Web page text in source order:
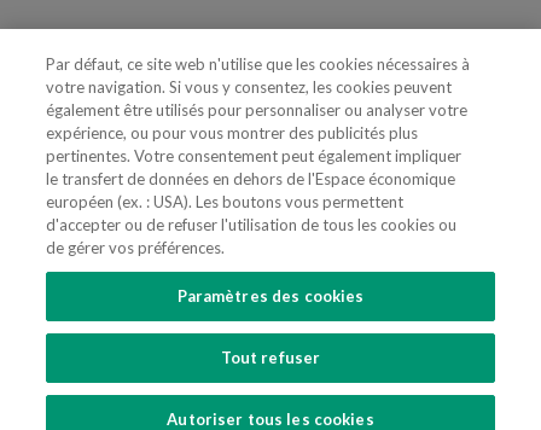
Politique de Cookies
Paramètres des cookies
Utilisation Frauduleuse du Nom/Brand
SUIVEZ-NOUS
Advogados e Consultores, SP RL. Todos os direitos reservados.
Created by
SOFTWAY
Par défaut, ce site web n'utilise que les cookies nécessaires à
votre navigation. Si vous y consentez, les cookies peuvent
également être utilisés pour personnaliser ou analyser votre
expérience, ou pour vous montrer des publicités plus
pertinentes. Votre consentement peut également impliquer
le transfert de données en dehors de l'Espace économique
européen (ex. : USA). Les boutons vous permettent
d'accepter ou de refuser l'utilisation de tous les cookies ou
de gérer vos préférences.
Paramètres des cookies
Tout refuser
Autoriser tous les cookies